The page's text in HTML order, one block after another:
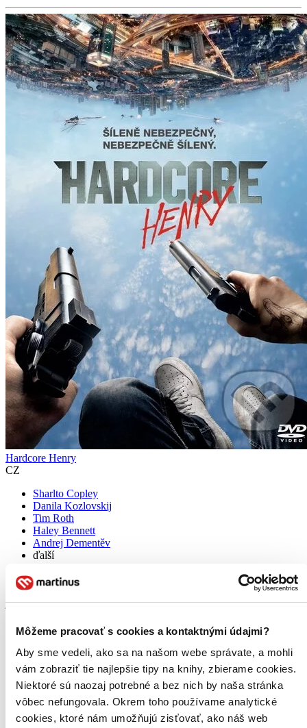
Môžeme pracovať s cookies a kontaktnými údajmi?
Aby sme vedeli, ako sa na našom webe správate, a mohli
vám zobraziť tie najlepšie tipy na knihy, zbierame cookies.
Niektoré sú naozaj potrebné a bez nich by naša stránka
vôbec nefungovala. Okrem toho používame analytické
cookies, ktoré nám umožňujú zisťovať, ako náš web
Hardcore Henry
CZ
Sharlto Copley
Danila Kozlovskij
Tim Roth
Haley Bennett
Andrej Dementěv
ďalší
Vzbudil jsi se, nic si nepamatuješ. Nejspíš proto, že tě právě oživili.
Ta krásná žena říká, že tě miluje a že se jmenuješ Henry. Máš
jakoby umělý ruce a nohy. Najednou někdo vtrhnul do místnosti,
DVD film
9,35 €
Na sklade 2 ks
Tento film máme síce aktuálne na sklade, máme však už iba
posledné kusy. Ak ho chcete mať rýchlo, ponáhľajte sa!
Dodanie ďalších môže trvať dlhšie, zvyčajne do piatich dní.
Pridať do zoznamu